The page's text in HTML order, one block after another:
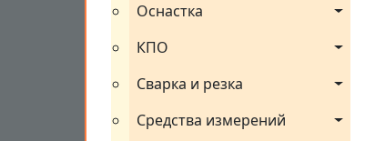
Оснастка
КПО
Сварка и резка
Средства измерений